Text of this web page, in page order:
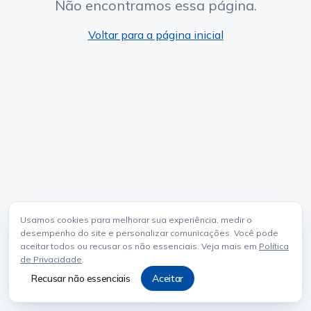
Usamos cookies para melhorar sua experiência, medir o
desempenho do site e personalizar comunicações. Você pode
aceitar todos ou recusar os não essenciais. Veja mais em Política
de Privacidade.
Recusar não essenciais Aceitar
Não encontramos essa página.
Voltar para a página inicial